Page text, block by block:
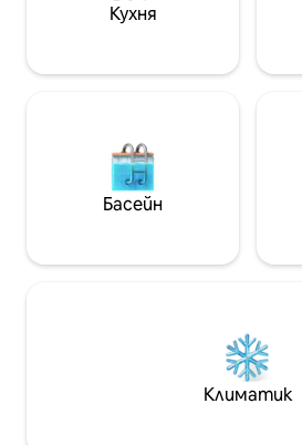
Кухня
Басейн
Климатик